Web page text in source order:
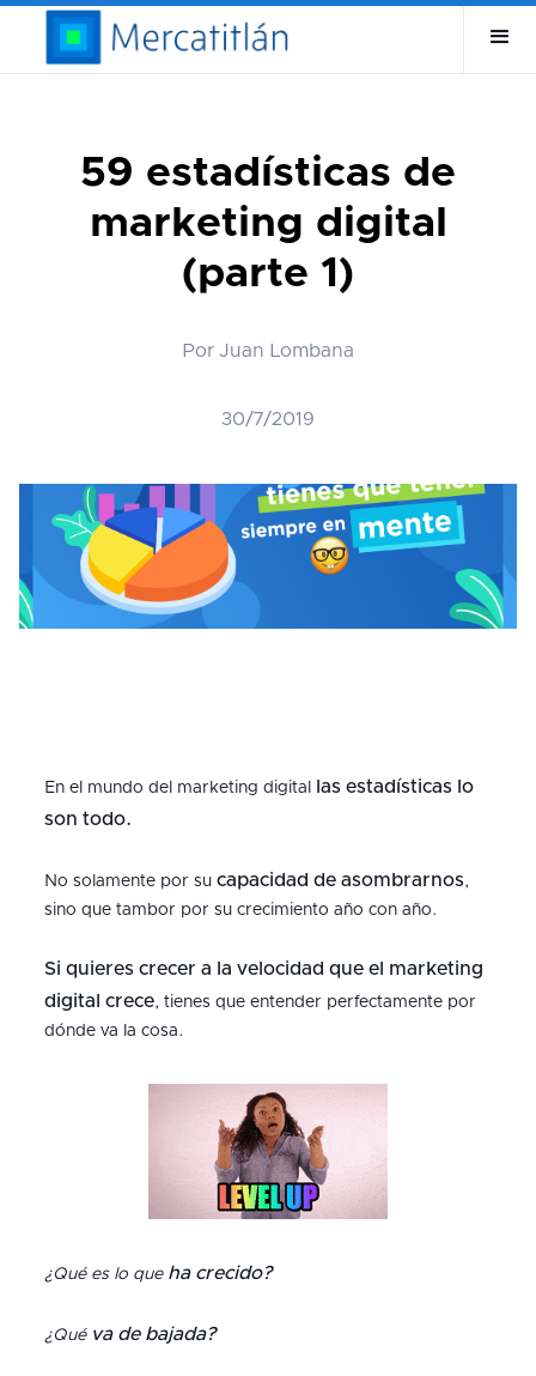
59 estadísticas de
marketing digital
(parte 1)
Por Juan Lombana
30/7/2019
En el mundo del marketing digital
las estadísticas lo
son todo.
No solamente por su capacidad de asombrarnos,
sino que tambor por su crecimiento año con año.
Si quieres crecer a la velocidad que el marketing
digital crece, tienes que entender perfectamente por
dónde va la cosa.
¿Qué es lo que ha crecido?
¿Qué va de bajada?